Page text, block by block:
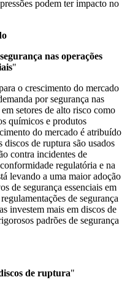
podem ter impacto no
nas operações
"
o crescimento do mercado
por segurança nas
setores de alto risco como
químicos e produtos
do mercado é atribuído
de ruptura são usados
contra incidentes de
regulatória e na
levando a uma maior adoção
de segurança essenciais em
de segurança
investem mais em discos de
padrões de segurança
de ruptura"